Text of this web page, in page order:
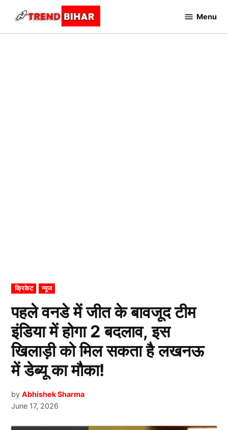
content
Bihar
Menu
POSTED
IN
क्रिकेट न्यूज
पहले वनडे में जीत के बावजूद टीम
इंडिया में होगा 2 बदलाव, इस
खिलाड़ी को मिल सकता है लखनऊ
में डेब्यू का मौका!
by Abhishek Sharma
June 17, 2026